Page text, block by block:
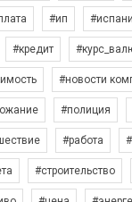
#ип
#кредит
#новости
#полиция
#работа
#строительство